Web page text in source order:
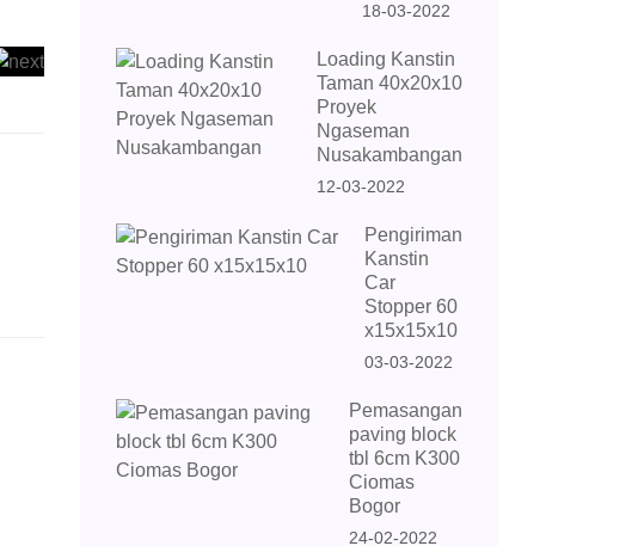
18-03-2022
Loading Kanstin
Taman 40x20x10
Proyek
Ngaseman
Nusakambangan
12-03-2022
Pengiriman
Kanstin
Car
Stopper 60
x15x15x10
03-03-2022
Pemasangan
paving block
tbl 6cm K300
Ciomas
Bogor
24-02-2022